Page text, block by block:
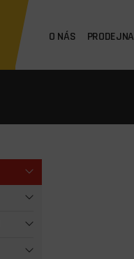
O NÁS PRODEJNA